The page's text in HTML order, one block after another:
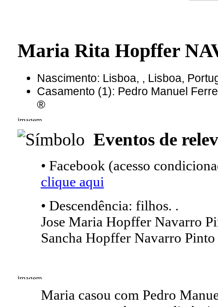
Maria Rita Hopffer
Nascimento: Lisboa, , Lisboa,
Casamento (1): Pedro Manuel
®
Eventos de
• Facebook (acesso
clique aqui
• Descendência: filhos. .
Jose Maria Hopffer Navarro
Sancha Hopffer Navarro
Maria casou com Pedro